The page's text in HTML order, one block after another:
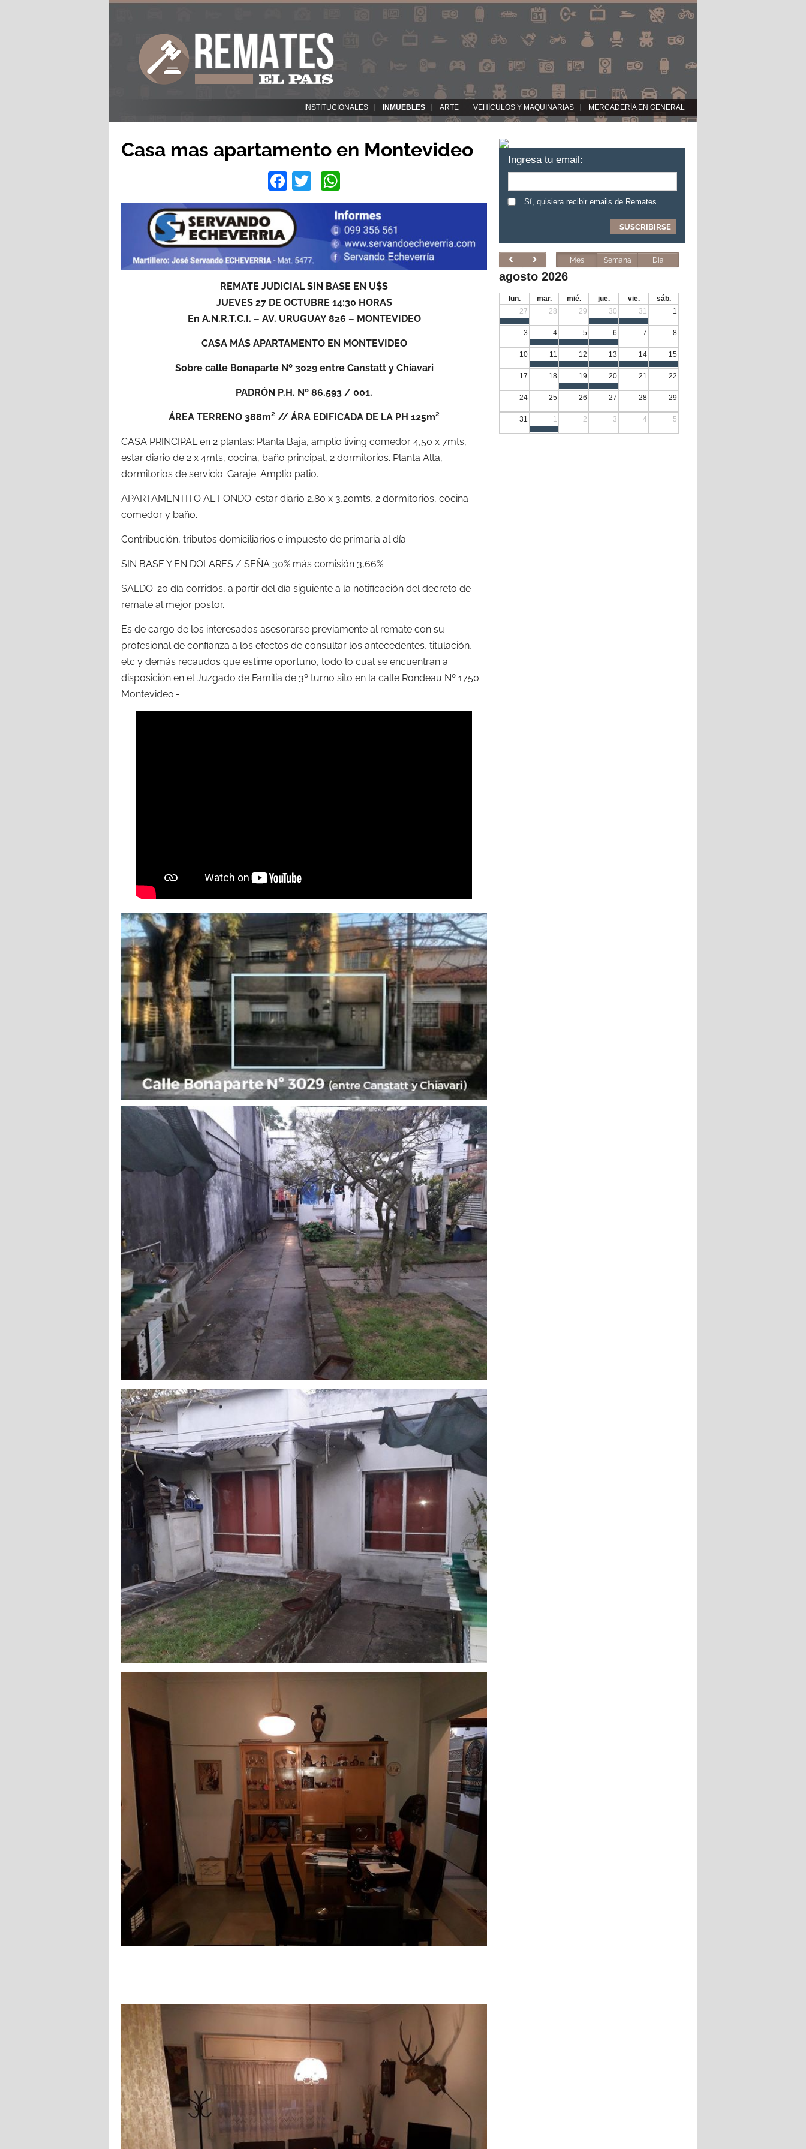
INSTITUCIONALES INMUEBLES ARTE VEHÍCULOS Y MAQUINARIAS MERCADERÍA EN GENERAL
Casa mas apartamento en Montevideo
Facebook
Twitter
REMATE JUDICIAL SIN BASE EN U$S
JUEVES 27 DE OCTUBRE 14:30 HORAS
En A.N.R.T.C.I. – AV. URUGUAY 826 – MONTEVIDEO
CASA MÁS APARTAMENTO EN MONTEVIDEO
Sobre calle Bonaparte Nº 3029 entre Canstatt y Chiavari
PADRÓN P.H. Nº 86.593 / 001.
ÁREA TERRENO 388m² // ÁRA EDIFICADA DE LA PH 125m²
CASA PRINCIPAL en 2 plantas: Planta Baja, amplio living comedor 4,50 x 7mts,
estar diario de 2 x 4mts, cocina, baño principal, 2 dormitorios. Planta Alta,
dormitorios de servicio. Garaje. Amplio patio.
APARTAMENTITO AL FONDO: estar diario 2,80 x 3,20mts, 2 dormitorios, cocina
comedor y baño.
Contribución, tributos domiciliarios e impuesto de primaria al día.
SIN BASE Y EN DOLARES / SEÑA 30% más comisión 3,66%
SALDO: 20 día corridos, a partir del día siguiente a la notificación del decreto de
remate al mejor postor.
Es de cargo de los interesados asesorarse previamente al remate con su
profesional de confianza a los efectos de consultar los antecedentes, titulación,
etc y demás recaudos que estime oportuno, todo lo cual se encuentran a
disposición en el Juzgado de Familia de 3º turno sito en la calle Rondeau Nº 1750
Montevideo.-
Ingresa tu email:
Sí, quisiera recibir emails de Remates.
Mes Semana Día
agosto 2026
lun. mar. mié. jue. vie.
sáb.
27
28 29 30 31 1
3 4 5 6 7 8
10 11 12 13 14 15
17 18 19 20 21 22
24 25 26 27 28 29
31 1 2 3 4 5